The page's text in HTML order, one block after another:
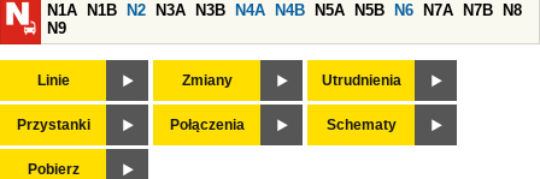
N1A
N1B N2 N3A N3B N4A N4B N5A N5B N6 N7A N7B
N8
N9
Linie Zmiany Utrudnienia
Przystanki Połączenia Schematy
Pobierz